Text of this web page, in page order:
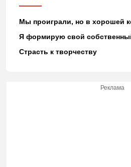
Мы проиграли, но в хорошей
Я формирую свой
Страсть к творчеству
Реклама